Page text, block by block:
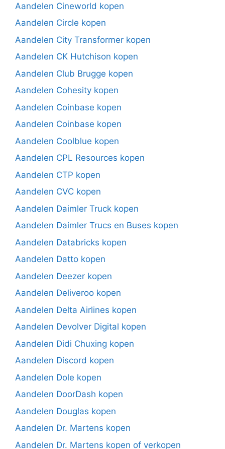
Aandelen Cineworld kopen
Aandelen Circle kopen
Aandelen City Transformer kopen
Aandelen CK Hutchison kopen
Aandelen Club Brugge kopen
Aandelen Cohesity kopen
Aandelen Coinbase kopen
Aandelen Coinbase kopen
Aandelen Coolblue kopen
Aandelen CPL Resources kopen
Aandelen CTP kopen
Aandelen CVC kopen
Aandelen Daimler Truck kopen
Aandelen Daimler Trucs en Buses kopen
Aandelen Databricks kopen
Aandelen Datto kopen
Aandelen Deezer kopen
Aandelen Deliveroo kopen
Aandelen Delta Airlines kopen
Aandelen Devolver Digital kopen
Aandelen Didi Chuxing kopen
Aandelen Discord kopen
Aandelen Dole kopen
Aandelen DoorDash kopen
Aandelen Douglas kopen
Aandelen Dr. Martens kopen
Aandelen Dr. Martens kopen of verkopen